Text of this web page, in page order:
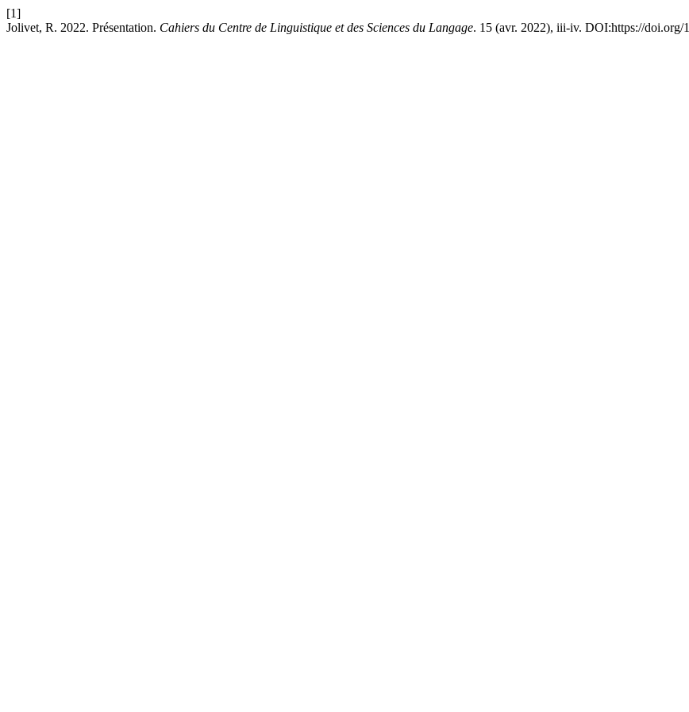
[1]
Jolivet, R. 2022. Présentation. Cahiers du Centre de Linguistique et des Sciences du Langage. 15 (avr. 2022), iii-iv. DOI:https://doi.org/